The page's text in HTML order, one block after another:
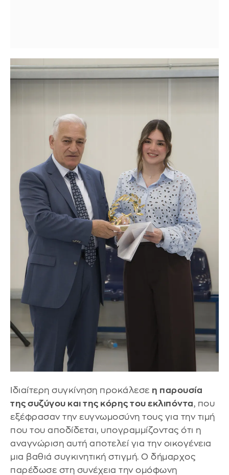
Ιδιαίτερη συγκίνηση προκάλεσε η παρουσία
της συζύγου και της κόρης του εκλιπόντα, που
εξέφρασαν την ευγνωμοσύνη τους για την τιμή
που του αποδίδεται, υπογραμμίζοντας ότι η
αναγνώριση αυτή αποτελεί για την οικογένεια
μια βαθιά συγκινητική στιγμή. Ο δήμαρχος
παρέδωσε στη συνέχεια την ομόφωνη